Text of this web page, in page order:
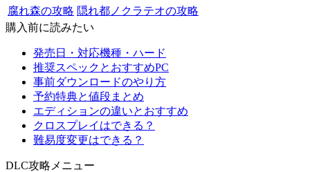
腐れ森の攻略 隠れ都ノクラテオの攻略
購入前に読みたい
発売日・対応機種・ハード
推奨スペックとおすすめPC
事前ダウンロードのやり方
予約特典と値段まとめ
エディションの違いとおすすめ
クロスプレイはできる？
難易度変更はできる？
DLC攻略メニュー